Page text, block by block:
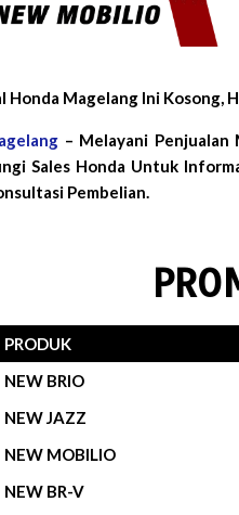
Honda Magelang Ini
– Melayani Penjualan
Sales Honda Untuk
Pembelian.
PRODUK
NEW BRIO
NEW JAZZ
NEW MOBILIO
NEW BR-V